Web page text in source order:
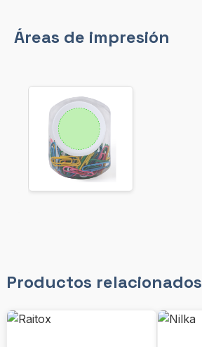
Áreas de impresión
Productos relacionados